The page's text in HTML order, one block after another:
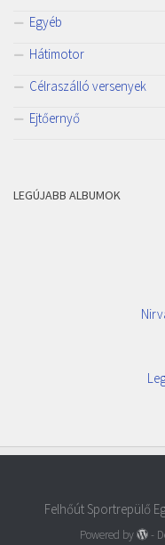
Egyéb
Hátimotor
Célraszálló versenyek
Ejtőernyő
LEGÚJABB ALBUMOK
Felhőút Sportrepülő
Powered by -